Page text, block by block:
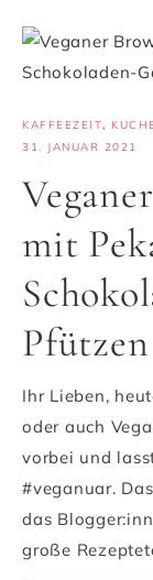
KAFFEEZEIT,
31. JANUAR 2021
mit
Ihr Lieben,
oder auch
vorbei und
#veganuar.
das
große